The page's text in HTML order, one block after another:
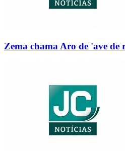
Zema chama Aro de 'ave